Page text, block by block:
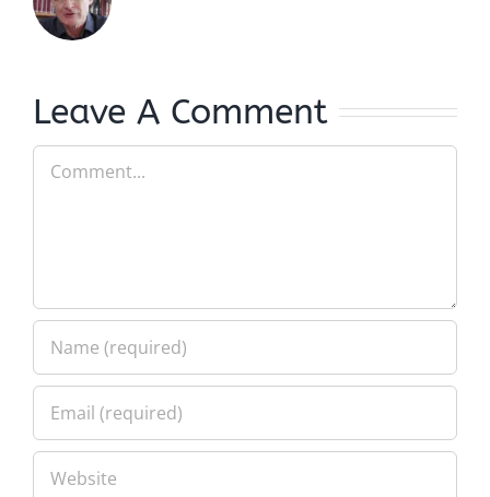
Leave A Comment
Comment